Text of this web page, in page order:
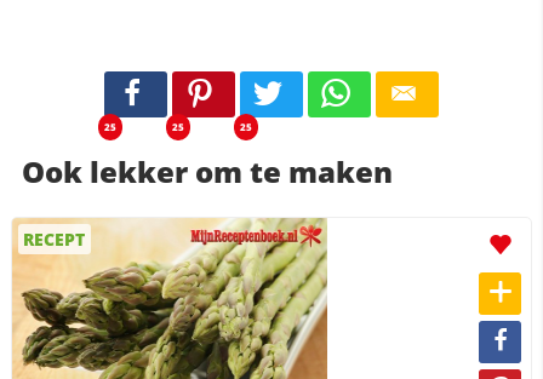
25 25 25
Ook lekker om te maken
RECEPT